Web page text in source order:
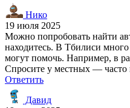
Нико
19 июля 2025
Можно попробовать найти
находитесь. В Тбилиси
могут помочь. Например, в
Спросите у местных — часто
Ответить
Давид